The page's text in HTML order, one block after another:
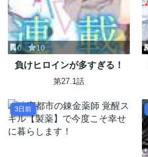
0 10
負けヒロインが多すぎる！
第27.1話
3日前